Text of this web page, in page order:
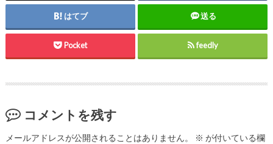
はてブ 送る
Pocket feedly
コメントを残す
メールアドレスが公開されることはありません。 ※ が付いている欄